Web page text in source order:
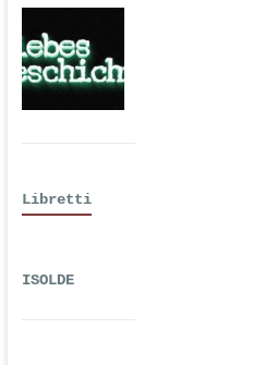
| Erstausgabe
2016 als
Hörspiel
Libretti
ISOLDE